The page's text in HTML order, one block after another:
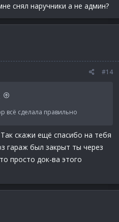
снял наручники а не админ?
#14
всё сделала правильно
скажи ещё спасибо на тебя
гараж был закрыт ты через
просто док-ва этого